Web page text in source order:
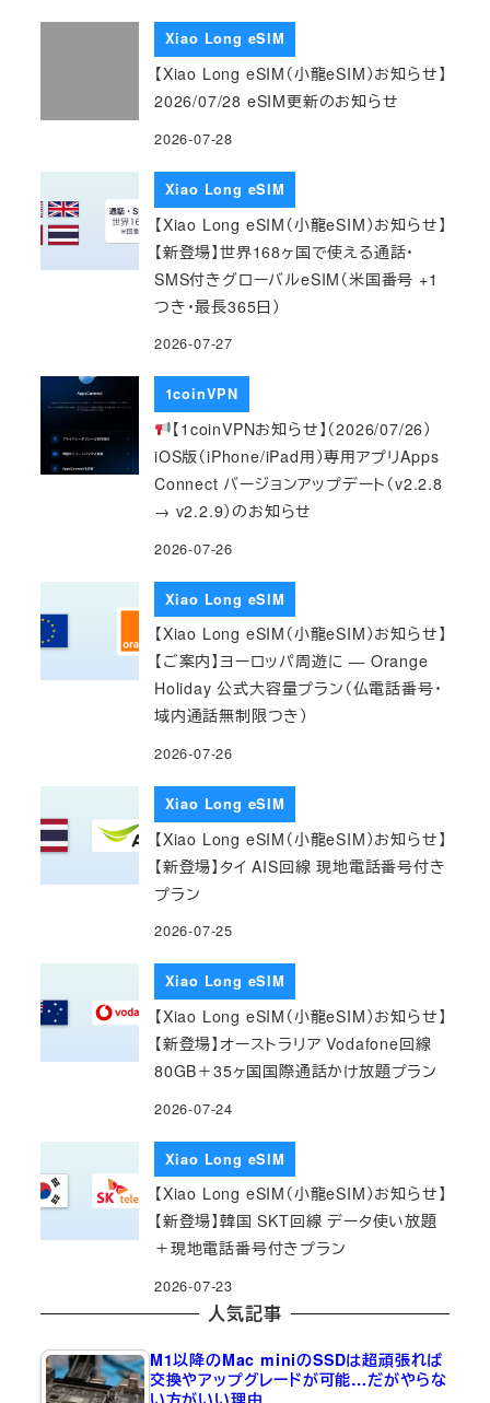
Xiao Long eSIM
【Xiao Long eSIM（小龍eSIM）お知らせ】
2026/07/28 eSIM更新のお知らせ
2026-07-28
Xiao Long eSIM
【Xiao Long eSIM（小龍eSIM）お知らせ】
【新登場】世界168ヶ国で使える通話・
SMS付きグローバルeSIM（米国番号 +1
つき・最長365日）
2026-07-27
1coinVPN
【1coinVPNお知らせ】（2026/07/26）
iOS版（iPhone/iPad用）専用アプリApps
Connect バージョンアップデート（v2.2.8
→ v2.2.9）のお知らせ
2026-07-26
Xiao Long eSIM
【Xiao Long eSIM（小龍eSIM）お知らせ】
【ご案内】ヨーロッパ周遊に — Orange
Holiday 公式大容量プラン（仏電話番号・
域内通話無制限つき）
2026-07-26
Xiao Long eSIM
【Xiao Long eSIM（小龍eSIM）お知らせ】
【新登場】タイ AIS回線 現地電話番号付き
プラン
2026-07-25
Xiao Long eSIM
【Xiao Long eSIM（小龍eSIM）お知らせ】
【新登場】オーストラリア Vodafone回線
80GB＋35ヶ国国際通話かけ放題プラン
2026-07-24
Xiao Long eSIM
【Xiao Long eSIM（小龍eSIM）お知らせ】
【新登場】韓国 SKT回線 データ使い放題
＋現地電話番号付きプラン
2026-07-23
人気記事
M1以降のMac miniのSSDは超頑張れば
交換やアップグレードが可能…だがやらな